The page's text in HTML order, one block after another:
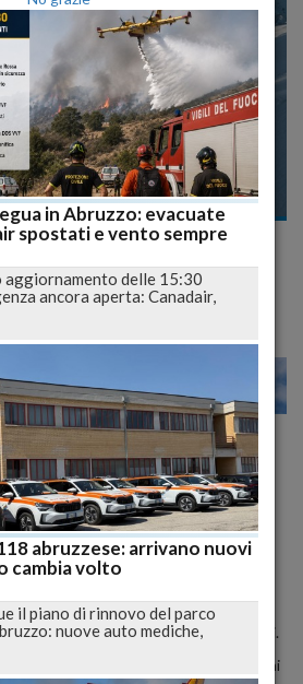
sci alpino, il 5 marzo
gareggiano a Prati di Tivo
27
01 Marzo 2017 11:11
di Prati di Tivo, nel Comune di
del Gran Prix Giovanissimi di sci
del Corno Piccolo sul Gran Sasso
atleti provenienti dalle scuole sci di
accompagnati da allenatori e genitori.
di slalom gigante, bambini nati negli anni
in Abruzzo: evacuate
spostati e vento sempre
aggiornamento delle 15:30
ancora aperta: Canadair,
abruzzese: arrivano nuovi
cambia volto
il piano di rinnovo del parco
nuove auto mediche,